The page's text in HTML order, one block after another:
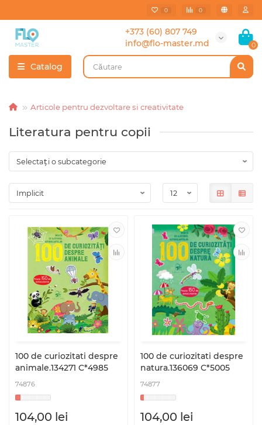
0 0
+373 (60) 807 749
info@flo-master.md
0
Catalog
Articole pentru dezvoltare si creativitate
Literatura pentru copii
100 de curiozitati despre
animale.134271 C*4985
74876
104,00 lei
100 de curiozitati despre
natura.136069 C*5005
74877
104,00 lei